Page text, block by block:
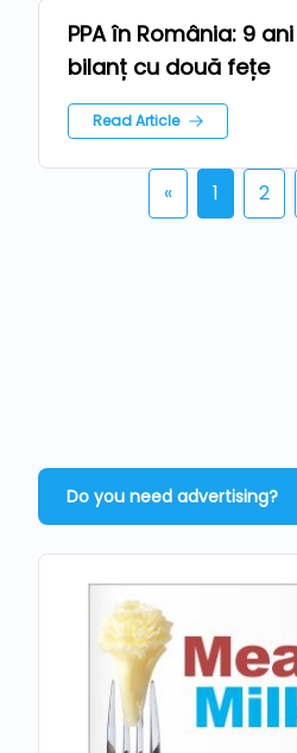
Farm
PPA în România: 9
bilanț cu două fețe
Read Article
« 1 2
Do you need advertising?